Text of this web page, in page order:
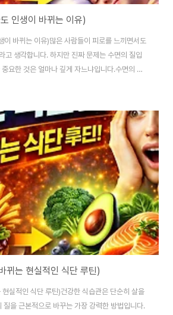
인생이 바뀌는 이유)
이 바뀌는 이유)많은 사람들이 피로를 느끼면서도
고 생각합니다. 하지만 진짜 문제는 수면의 질입
요한 것은 얼마나 깊게 자느냐입니다.수면의 질
력 저하, 면역력 감소, 체중 증가까지 이어질 수
있는 숙면 방법과 실제로 효과가 있는 수면 습관
왜 숙면이 중요한가수면은 단순한 휴식이 아니라
다.잠을 자는 동안 뇌는 정보를 정리하고, 몸은
히 호르몬 균형과 면역력 유지에 중요한 역할을
리 ..
뀌는 현실적인 식단 루틴)
실적인 식단 루틴)건강한 식습관은 단순히 살을
질을 근본적으로 바꾸는 가장 강력한 방법입니다.